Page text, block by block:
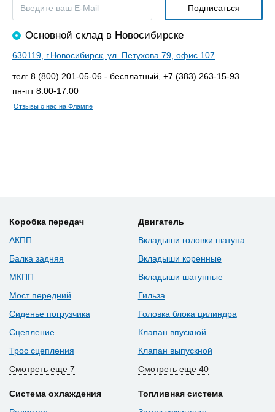
Основной склад в Новосибирске
630119, г.Новосибирск, ул. Петухова 79, офис 107
тел: 8 (800) 201-05-06 - бесплатный, +7 (383) 263-15-93
пн-пт 8:00-17:00
Отзывы о нас на Флампе
Коробка передач
АКПП
Балка задняя
МКПП
Мост передний
Сиденье погрузчика
Сцепление
Трос сцепления
Смотреть еще 7
Двигатель
Вкладыши головки шатуна
Вкладыши коренные
Вкладыши шатунные
Гильза
Головка блока цилиндра
Клапан впускной
Клапан выпускной
Смотреть еще 40
Система охлаждения
Топливная система